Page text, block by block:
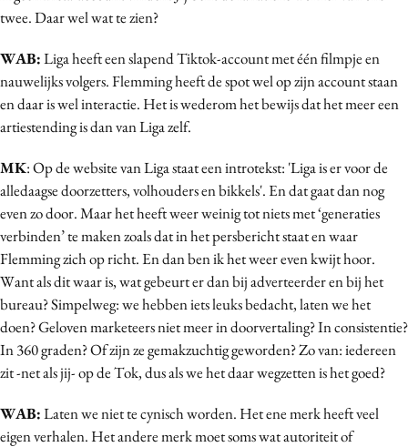
twee. Daar wel wat te zien?
WAB:Liga heeft een slapend Tiktok-account met één filmpje en
nauwelijks volgers. Flemming heeft de spot wel op zijn account staan
en daar is wel interactie. Het is wederom het bewijs dat het meer een
artiestending is dan van Liga zelf.
MK: Op de website van Liga staat een introtekst: 'Liga is er voor de
alledaagse doorzetters, volhouders en bikkels'. En dat gaat dan nog
even zo door. Maar het heeft weer weinig tot niets met ‘generaties
verbinden’ te maken zoals dat in het persbericht staat en waar
Flemming zich op richt. En dan ben ik het weer even kwijt hoor.
Want als dit waar is, wat gebeurt er dan bij adverteerder en bij het
bureau? Simpelweg: we hebben iets leuks bedacht, laten we het
doen? Geloven marketeers niet meer in doorvertaling? In consistentie?
In 360 graden? Of zijn ze gemakzuchtig geworden? Zo van: iedereen
zit -net als jij- op de Tok, dus als we het daar wegzetten is het goed?
WAB:Laten we niet te cynisch worden. Het ene merk heeft veel
eigen verhalen. Het andere merk moet soms wat autoriteit of